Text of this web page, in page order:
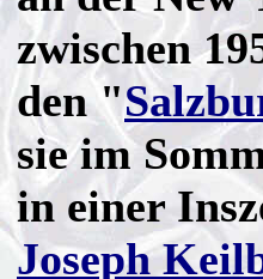
zwischen
den "
sie im
in einer
Joseph